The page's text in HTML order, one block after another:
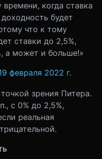
когда ставка
будет
что к тому
ставки до 2,5%,
а может и больше!»
февраля 2022 г.
зрения Питера.
с 0% до 2,5%,
реальная